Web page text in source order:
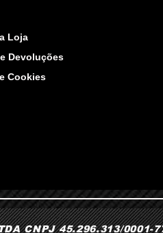
Loja
Devoluções
Cookies
CNPJ 45.296.313/0001-